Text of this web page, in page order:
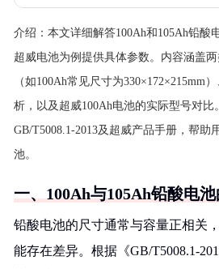
介绍： 本文详细解答100Ah和105Ah铅酸
超威电池为例提供具体参数。内容涵盖
（如100Ah常见尺寸为330×172×215mm
析，以及超威100Ah电池的实际型号对
GB/T5008.1-2013及超威产品手册，帮助
池。
一、100Ah与105Ah铅酸电
铅酸电池的尺寸通常与容量正相关
能存在差异。根据《GB/T5008.1-